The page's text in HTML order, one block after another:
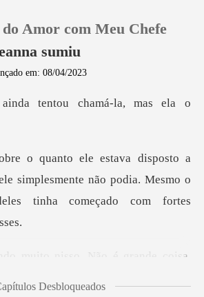
0
do Amor com Meu Chefe
sumiu
em: 08/04/2023
da tentou chamá-la,
simplesmente não podia. Mesmo o
sso. Não é grande coisa.
Desbloqueados